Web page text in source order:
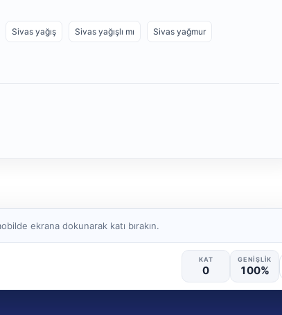
Sivas yağış Sivas yağışlı mı Sivas yağmur
ekrana dokunarak katı bırakın.